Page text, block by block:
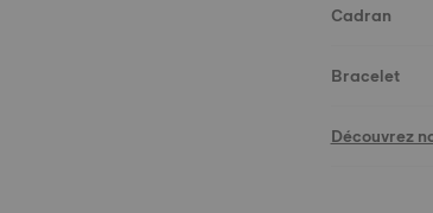
Cadran
Bracelet
Découvrez